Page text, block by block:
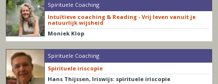
Spirituele Coaching
Intuïtieve coaching & Reading - Vrij leven vanuit je
natuurlijk wijsheid
Moniek Klop
Spirituele Coaching
Spirituele iriscopie
Hans Thijssen, Iriswijs: spirituele iriscopie